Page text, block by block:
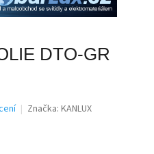
DTO-GR
Značka: KANLUX